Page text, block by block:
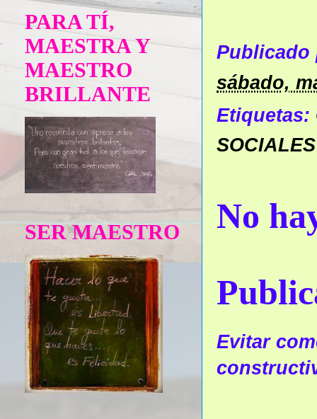
sábado,
Etiquetas:
SOCIALES
No
Evitar
PARA TÍ,
MAESTRA Y
MAESTRO
BRILLANTE
SER MAESTRO